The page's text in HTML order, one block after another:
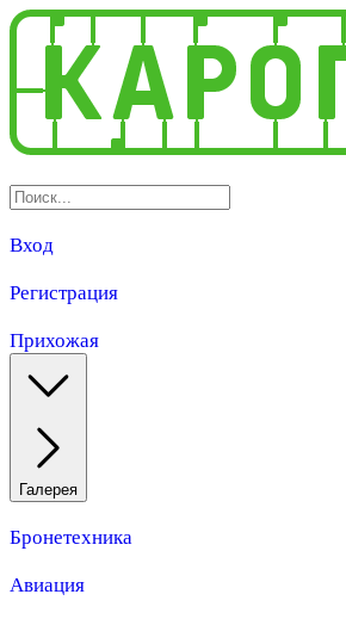
Вход
Регистрация
Прихожая
Галерея
Бронетехника
Авиация